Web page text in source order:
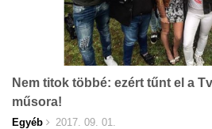
Nem titok többé: ezért tűnt el a
műsora!
Egyéb 2017. 09. 01.